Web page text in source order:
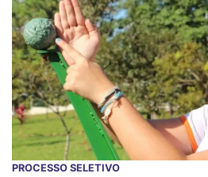
PROCESSO SELETIVO